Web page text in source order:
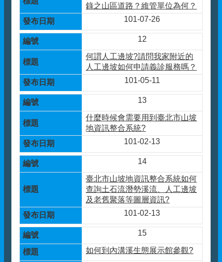
錄之山區道路？維管單位為何？
101-07-26
12
何謂人工邊坡?請問我家附近的
人工邊坡如何申請義診服務嗎？
101-05-11
13
什麼時候會需要用到臺北市山坡
地資訊整合系統?
101-02-13
14
臺北市山坡地資訊整合系統如何
查詢土石流潛勢溪流、人工邊坡
及老舊聚落等圖層資訊?
101-02-13
15
如何到內溝溪生態展示館參觀?